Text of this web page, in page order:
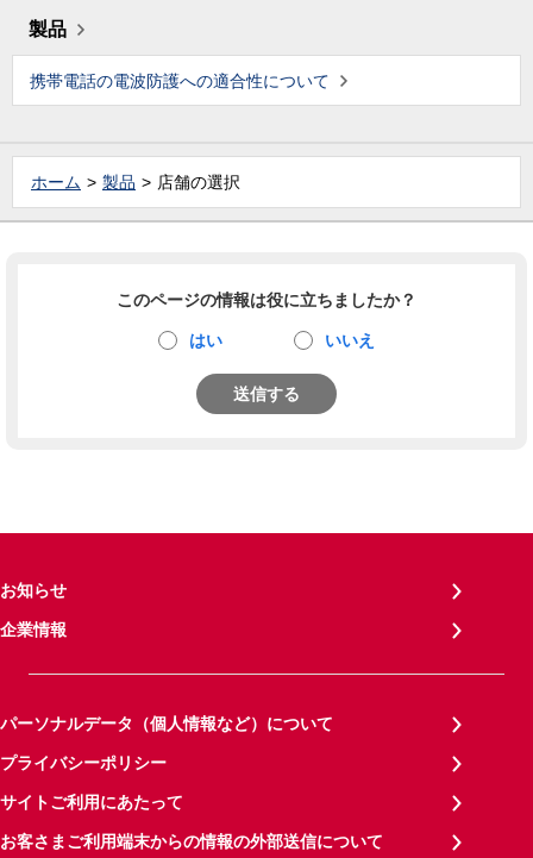
製品
携帯電話の電波防護への適合性について
ホーム 製品 店舗の選択
このページの情報は役に立ちましたか？
はい いいえ
送信する
お知らせ
企業情報
パーソナルデータ（個人情報など）について
プライバシーポリシー
サイトご利用にあたって
お客さまご利用端末からの情報の外部送信について